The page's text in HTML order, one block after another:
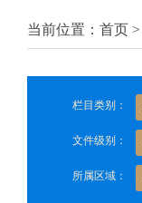
当前位置：首页 >
栏目类别：
文件级别：
所属区域：